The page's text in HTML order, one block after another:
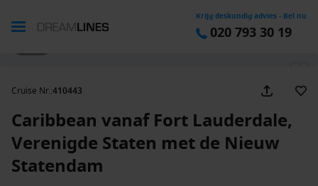
Krijg deskundig advies - Bel nu
020 793 30 19
Cruise Nr.:410443
Caribbean vanaf Fort Lauderdale,
Verenigde Staten met de Nieuw
Statendam